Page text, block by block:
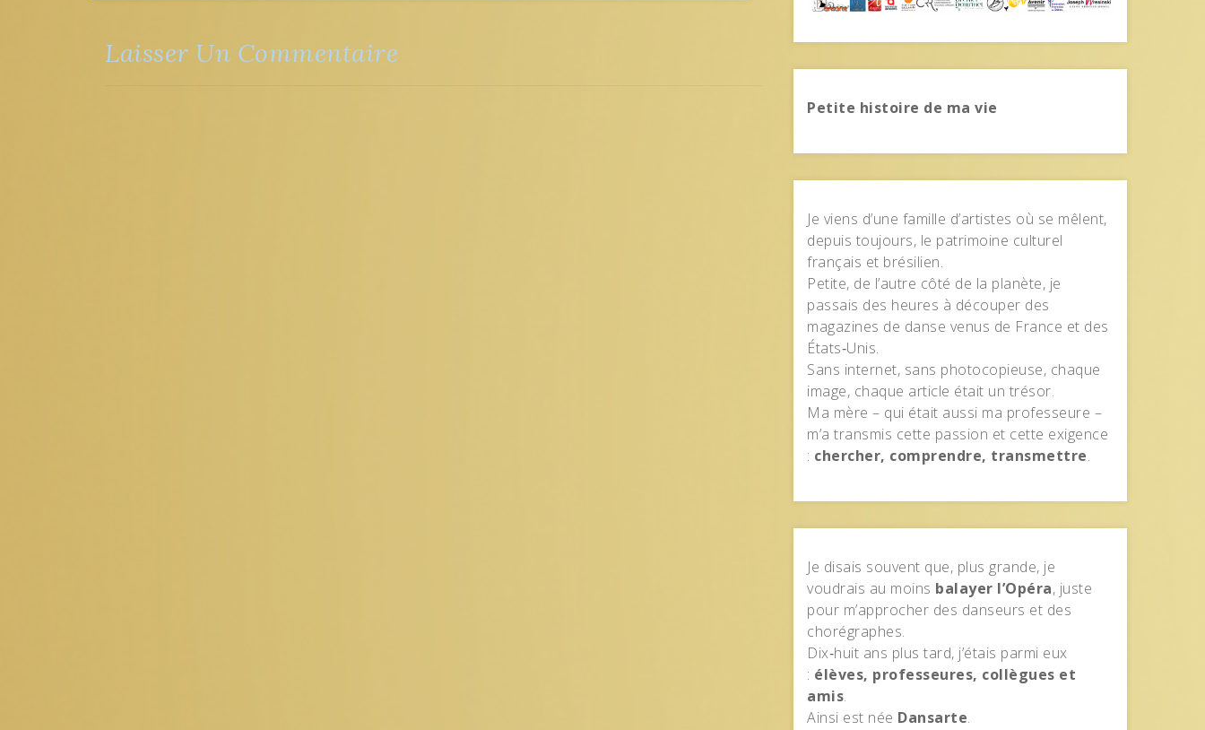
Laisser Un Commentaire
Petite histoire de ma vie
Je viens d’une famille d’artistes où se mêlent,
depuis toujours, le patrimoine culturel
français et brésilien.
Petite, de l’autre côté de la planète, je
passais des heures à découper des
magazines de danse venus de France et des
États‑Unis.
Sans internet, sans photocopieuse, chaque
image, chaque article était un trésor.
Ma mère – qui était aussi ma professeure –
m’a transmis cette passion et cette exigence
: chercher, comprendre, transmettre.
Je disais souvent que, plus grande, je
voudrais au moins balayer l’Opéra, juste
pour m’approcher des danseurs et des
chorégraphes.
Dix‑huit ans plus tard, j’étais parmi eux
: élèves, professeures, collègues et
amis.
Ainsi est née Dansarte.